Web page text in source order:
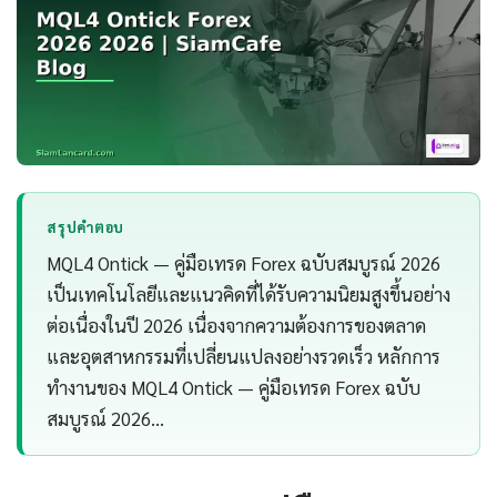
สรุปคำตอบ
MQL4 Ontick — คู่มือเทรด Forex ฉบับสมบูรณ์ 2026
เป็นเทคโนโลยีและแนวคิดที่ได้รับความนิยมสูงขึ้นอย่าง
ต่อเนื่องในปี 2026 เนื่องจากความต้องการของตลาด
และอุตสาหกรรมที่เปลี่ยนแปลงอย่างรวดเร็ว หลักการ
ทำงานของ MQL4 Ontick — คู่มือเทรด Forex ฉบับ
สมบูรณ์ 2026…